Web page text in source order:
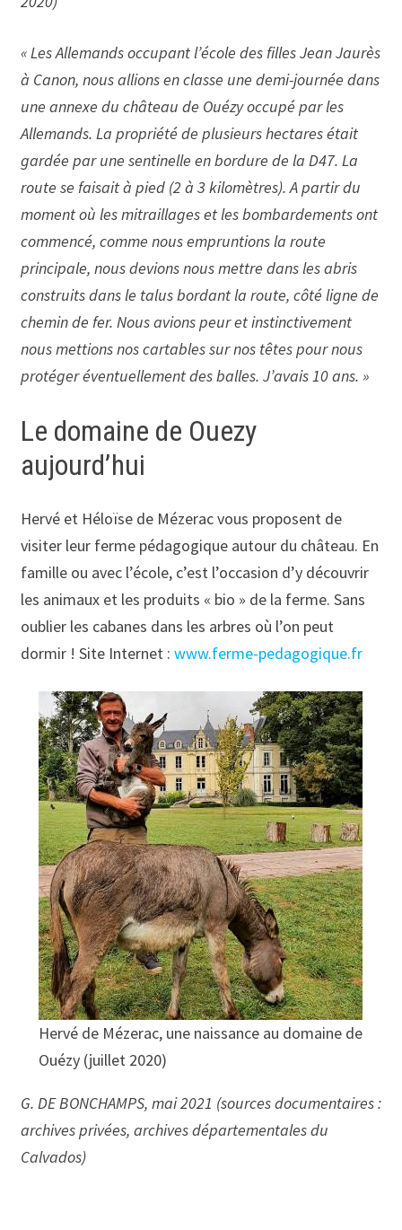
« Les Allemands occupant l’école des filles Jean Jaurès
à Canon, nous allions en classe une demi-journée dans
une annexe du château de Ouézy occupé par les
Allemands. La propriété de plusieurs hectares était
gardée par une sentinelle en bordure de la D47. La
route se faisait à pied (2 à 3 kilomètres). A partir du
moment où les mitraillages et les bombardements ont
commencé, comme nous empruntions la route
principale, nous devions nous mettre dans les abris
construits dans le talus bordant la route, côté ligne de
chemin de fer. Nous avions peur et instinctivement
nous mettions nos cartables sur nos têtes pour nous
protéger éventuellement des balles. J’avais 10 ans. »
Le domaine de Ouezy
aujourd’hui
Hervé et Héloïse de Mézerac vous proposent de
visiter leur ferme pédagogique autour du château. En
famille ou avec l’école, c’est l’occasion d’y découvrir
les animaux et les produits « bio » de la ferme. Sans
oublier les cabanes dans les arbres où l’on peut
dormir ! Site Internet : www.ferme-pedagogique.fr
Hervé de Mézerac, une naissance au domaine de
Ouézy (juillet 2020)
G. DE BONCHAMPS, mai 2021 (sources documentaires :
archives privées, archives départementales du
Calvados)